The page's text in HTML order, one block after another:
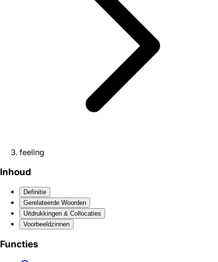
feeling
Inhoud
Definitie
Gerelateerde Woorden
Uitdrukkingen & Collocaties
Voorbeeldzinnen
Functies